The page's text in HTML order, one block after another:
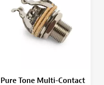
Pure Tone Multi-Contact